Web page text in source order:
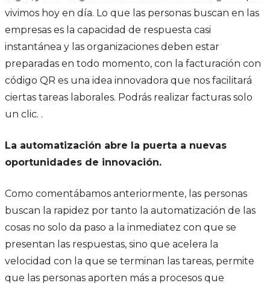
vivimos hoy en día. Lo que las personas buscan en las
empresas es la capacidad de respuesta casi
instantánea y las organizaciones deben estar
preparadas en todo momento, con la facturación con
código QR es una idea innovadora que nos facilitará
ciertas tareas laborales. Podrás realizar facturas solo
un clic. .
La automatización abre la puerta a nuevas
oportunidades de innovación.
Como comentábamos anteriormente, las personas
buscan la rapidez por tanto la automatización de las
cosas no solo da paso a la inmediatez con que se
presentan las respuestas, sino que acelera la
velocidad con la que se terminan las tareas, permite
que las personas aporten más a procesos que